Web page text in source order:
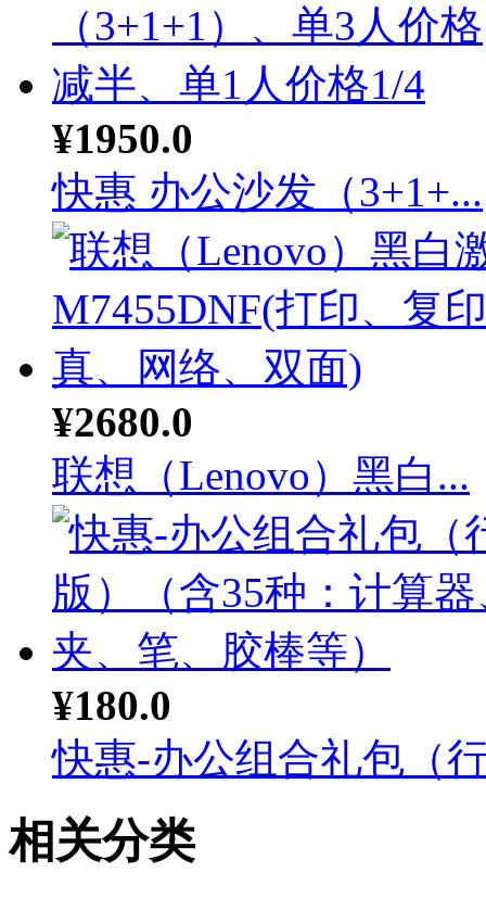
¥1950.0
快惠 办公沙发（3+1+...
¥2680.0
联想（Lenovo）黑白...
¥180.0
快惠-办公组合礼包（
相关分类